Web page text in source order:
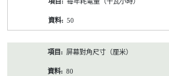
50
屏幕對角尺寸（厘米）
80